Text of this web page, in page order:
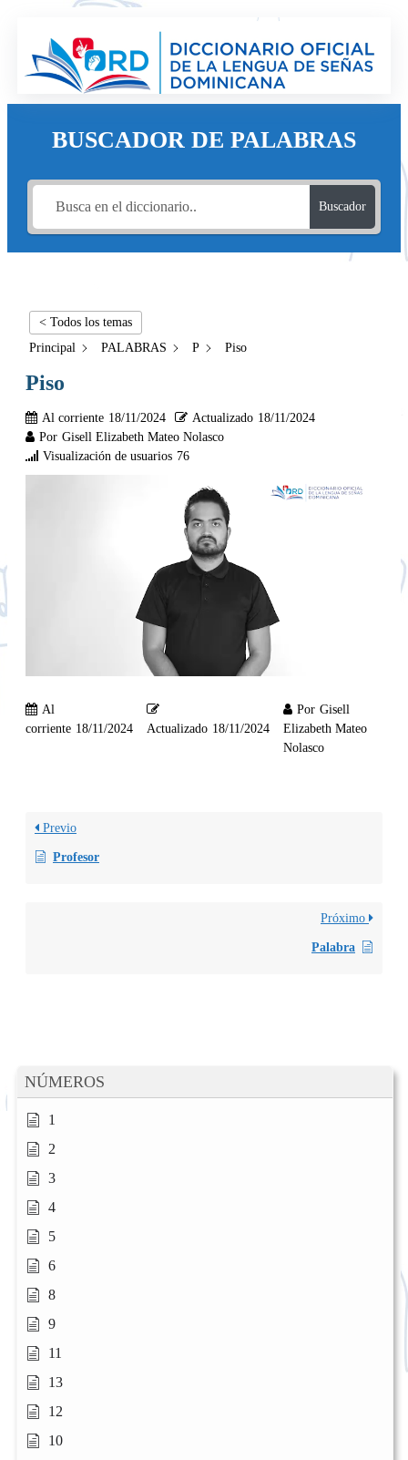
BUSCADOR DE PALABRAS
Buscador
NÚMEROS
1
2
3
4
5
6
8
9
11
13
12
10
< Todos los temas
Principal
PALABRAS P Piso
Piso
Al corriente 18/11/2024 Actualizado 18/11/2024
Por Gisell Elizabeth Mateo Nolasco
Visualización de usuarios 76
Al
corriente 18/11/2024 Actualizado 18/11/2024
Por Gisell
Elizabeth Mateo
Nolasco
Previo
Profesor
Próximo
Palabra